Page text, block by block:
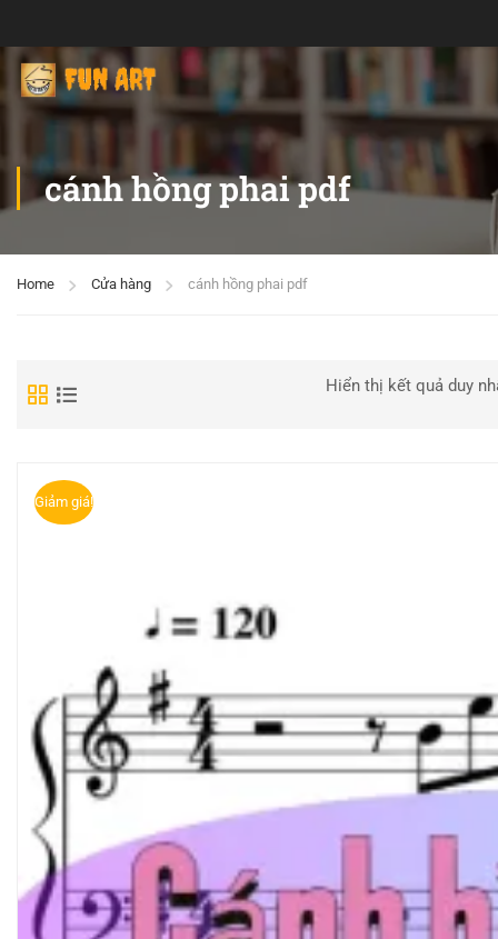
cánh hồng phai pdf
Home Cửa hàng cánh hồng phai pdf
Hiển thị kết quả duy
Giảm giá!